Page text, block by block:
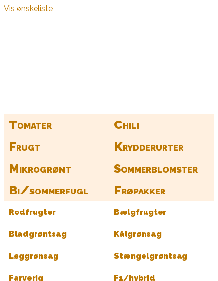
Vis ønskeliste
Tomater
Chili
Frugt
Krydderurter
Mikrogrønt
Sommerblomster
Bi/sommerfugl
Frøpakker
Rodfrugter Bælgfrugter
Bladgrøntsag Kålgrønsag
Løggrønsag Stængelgrøntsag
Farverig F1/hybrid